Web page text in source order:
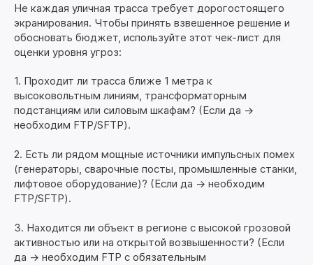
Не каждая уличная трасса требует дорогостоящего
экранирования. Чтобы принять взвешенное решение и
обосновать бюджет, используйте этот чек-лист для
оценки уровня угроз:
1. Проходит ли трасса ближе 1 метра к
высоковольтным линиям, трансформаторным
подстанциям или силовым шкафам? (Если да ->
необходим FTP/SFTP).
2. Есть ли рядом мощные источники импульсных помех
(генераторы, сварочные посты, промышленные станки,
лифтовое оборудование)? (Если да -> необходим
FTP/SFTP).
3. Находится ли объект в регионе с высокой грозовой
активностью или на открытой возвышенности? (Если
да -> необходим FTP с обязательным